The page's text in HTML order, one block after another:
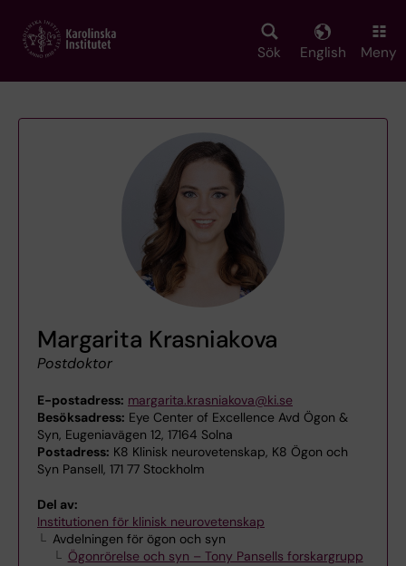
main
Sök English Meny
Margarita Krasniakova
Postdoktor
E-postadress: margarita.krasniakova@ki.se
Besöksadress: Eye Center of Excellence Avd Ögon &
Syn, Eugeniavägen 12, 17164 Solna
Postadress: K8 Klinisk neurovetenskap, K8 Ögon och
Syn Pansell, 171 77 Stockholm
Del av:
Institutionen för klinisk neurovetenskap
Avdelningen för ögon och syn
Ögonrörelse och syn – Tony Pansells forskargrupp